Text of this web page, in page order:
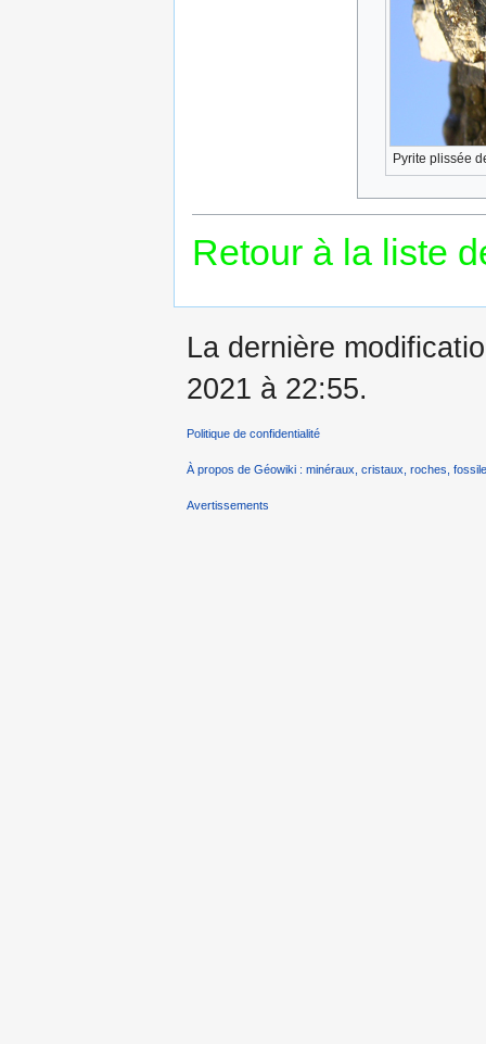
Pyrite plissée
Retour à la liste
La dernière
2021 à 22:55.
Politique de confidentialité
À propos de Géowiki : minéraux, cristaux, roches,
Avertissements